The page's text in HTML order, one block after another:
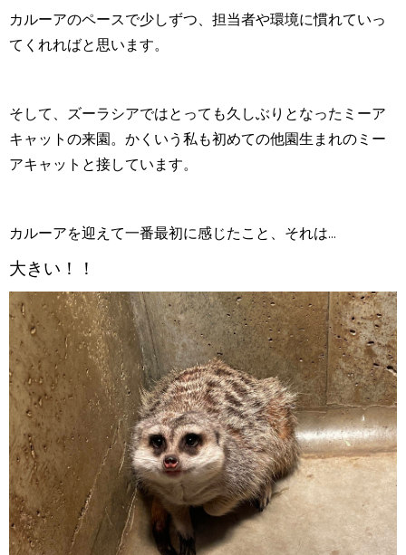
カルーアのペースで少しずつ、担当者や環境に慣れていっ
てくれればと思います。
そして、ズーラシアではとっても久しぶりとなったミーア
キャットの来園。かくいう私も初めての他園生まれのミー
アキャットと接しています。
カルーアを迎えて一番最初に感じたこと、それは...
大きい！！